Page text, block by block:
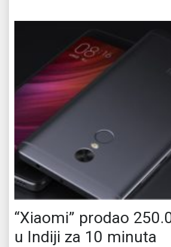
“Xiaomi” prodao
u Indiji za 10 minuta